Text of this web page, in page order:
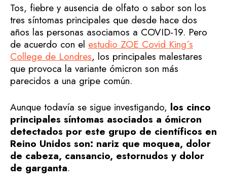
Tos, fiebre y ausencia de olfato o sabor son los
tres síntomas principales que desde hace dos
años las personas asociamos a COVID-19. Pero
de acuerdo con el estudio ZOE Covid King´s
College de Londres, los principales malestares
que provoca la variante ómicron son más
parecidos a una gripe común.
Aunque todavía se sigue investigando, los cinco
principales síntomas asociados a ómicron
detectados por este grupo de científicos en
Reino Unidos son: nariz que moquea, dolor
de cabeza, cansancio, estornudos y dolor
de garganta.